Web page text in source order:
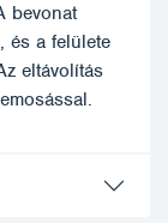
bevonat
és a felülete
eltávolítás